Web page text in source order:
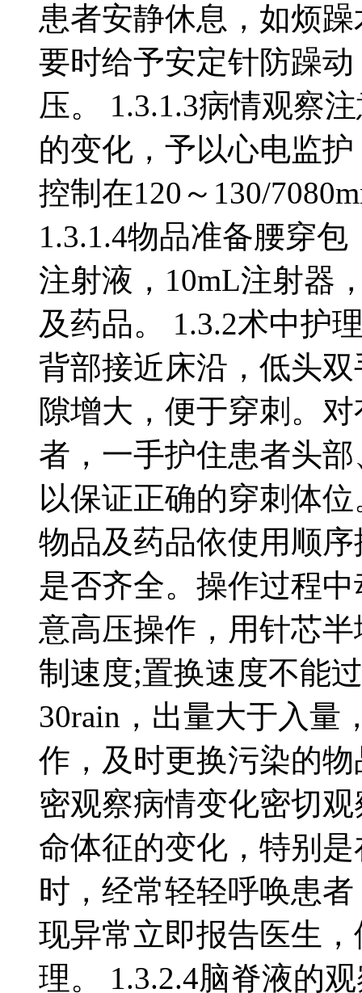
患者安静休息，如烦
要时给予安定针防躁
压。 1.3.1.3病情观察
的变化，予以心电监
控制在120～130/
1.3.1.4物品准备腰穿包
注射液，10mL注射器
及药品。 1.3.2术中护
背部接近床沿，低头
隙增大，便于穿刺。
者，一手护住患者头
以保证正确的穿刺体
物品及药品依使用顺
是否齐全。操作过程
意高压操作，用针芯
制速度;置换速度不能
30rain，出量大于入量
作，及时更换污染的
密观察病情变化密切
命体征的变化，特别
时，经常轻轻呼唤患
现异常立即报告医生
理。 1.3.2.4脑脊液的